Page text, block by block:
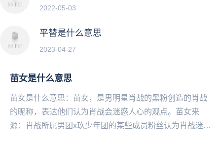
2022-05-03
平替是什么意思
2023-04-27
苗女是什么意思
苗女是什么意思：苗女，是男明星肖战的黑粉创造的肖战
的昵称，表达他们认为肖战会迷惑人心的观点。苗女来
源：肖战所属男团x玖少年团的某些成员粉丝认为肖战迷惑